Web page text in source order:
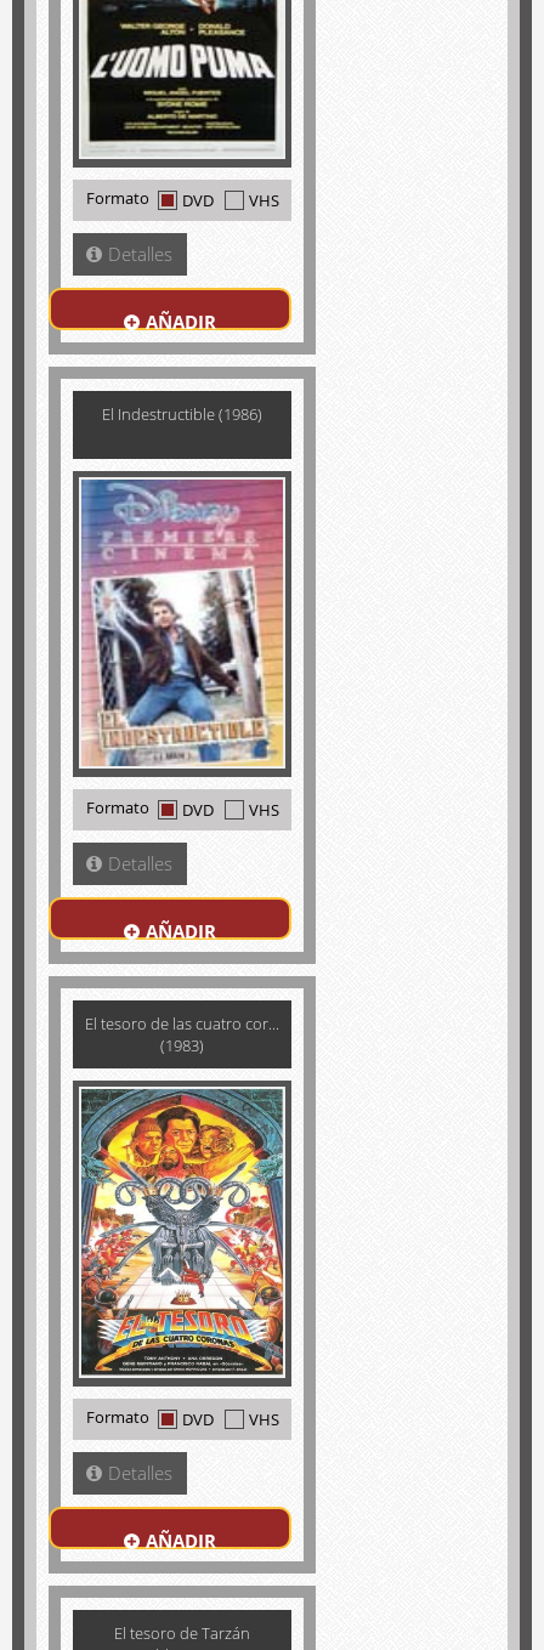
Formato DVD VHS
Detalles
AÑADIR
El Indestructible (1986)
Formato DVD VHS
Detalles
AÑADIR
El tesoro de las cuatro cor...
(1983)
Formato DVD VHS
Detalles
AÑADIR
El tesoro de Tarzán